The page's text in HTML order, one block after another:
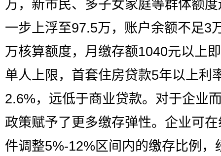
万，新市民、多子女家庭等群体额
一步上浮至97.5万，账户余额不足3
万核算额度，月缴存额1040元以上
单人上限，首套住房贷款5年以上利
2.6%，远低于商业贷款。对于企业
政策赋予了更多缴存弹性。企业可
件调整5%-12%区间内的缴存比例，